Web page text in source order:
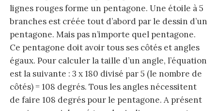
lignes rouges forme un pentagone. Une étoile à 5
branches est créée tout d’abord par le dessin d’un
pentagone. Mais pas n’importe quel pentagone.
Ce pentagone doit avoir tous ses côtés et angles
égaux. Pour calculer la taille d’un angle, l’équation
est la suivante : 3 x 180 divisé par 5 (le nombre de
côtés) = 108 degrés. Tous les angles nécessitent
de faire 108 degrés pour le pentagone. A présent